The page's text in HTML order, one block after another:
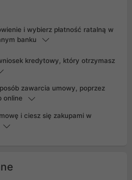
i wybierz płatność ratalną w
banku
kredytowy, który otrzymasz
zawarcia umowy, poprzez
online
i ciesz się zakupami w